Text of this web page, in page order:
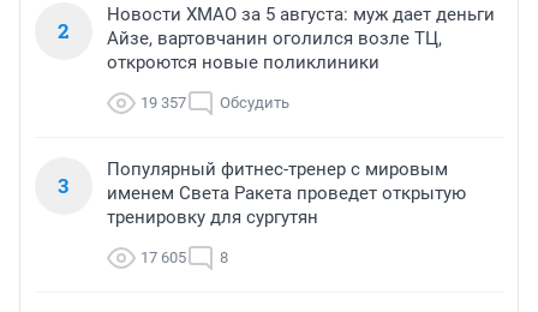
2
Новости ХМАО за 5 августа: муж дает деньги
Айзе, вартовчанин оголился возле ТЦ,
откроются новые поликлиники
19 357 Обсудить
3
Популярный фитнес-тренер с мировым
именем Света Ракета проведет открытую
тренировку для сургутян
17 605 8